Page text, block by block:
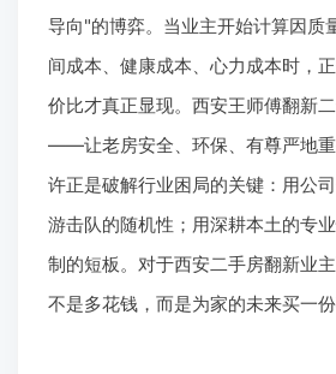
导向"的博弈。当业主开始计算因质
间成本、健康成本、心力成本时，
价比才真正显现。西安王师傅翻新
——让老房安全、环保、有尊严地
许正是破解行业困局的关键：用公
游击队的随机性；用深耕本土的专
制的短板。对于西安二手房翻新业
不是多花钱，而是为家的未来买一份